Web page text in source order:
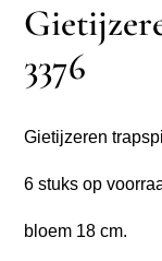
3376
Gietijzeren
6 stuks op
bloem 18 cm.